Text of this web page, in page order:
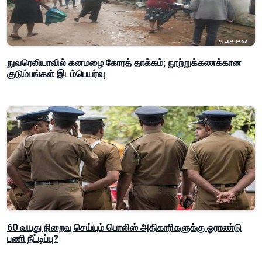
நுவரெலியாவில் கனமழை கோரத் தாக்கம்; நூற்றுக்கணக்கான
குடும்பங்கள் இடம்பெயர்வு
60 வயது நிறைவு செய்யும் பொலிஸ் அதிகாரிகளுக்கு ஓராண்டு
பணி நீட்டிப்பு?